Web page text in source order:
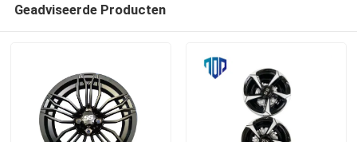
Geadviseerde Producten